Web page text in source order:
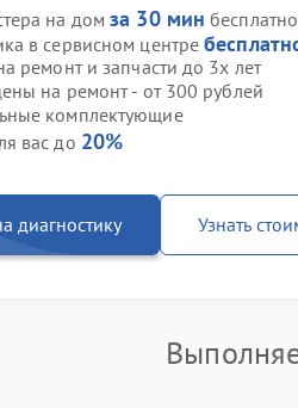
на домза 30 мин бесплатно
в сервисном центре
ремонт и запчасти до 3х лет
на ремонт - от 300 рублей
комплектующие
вас до 20%
диагностику Узнать